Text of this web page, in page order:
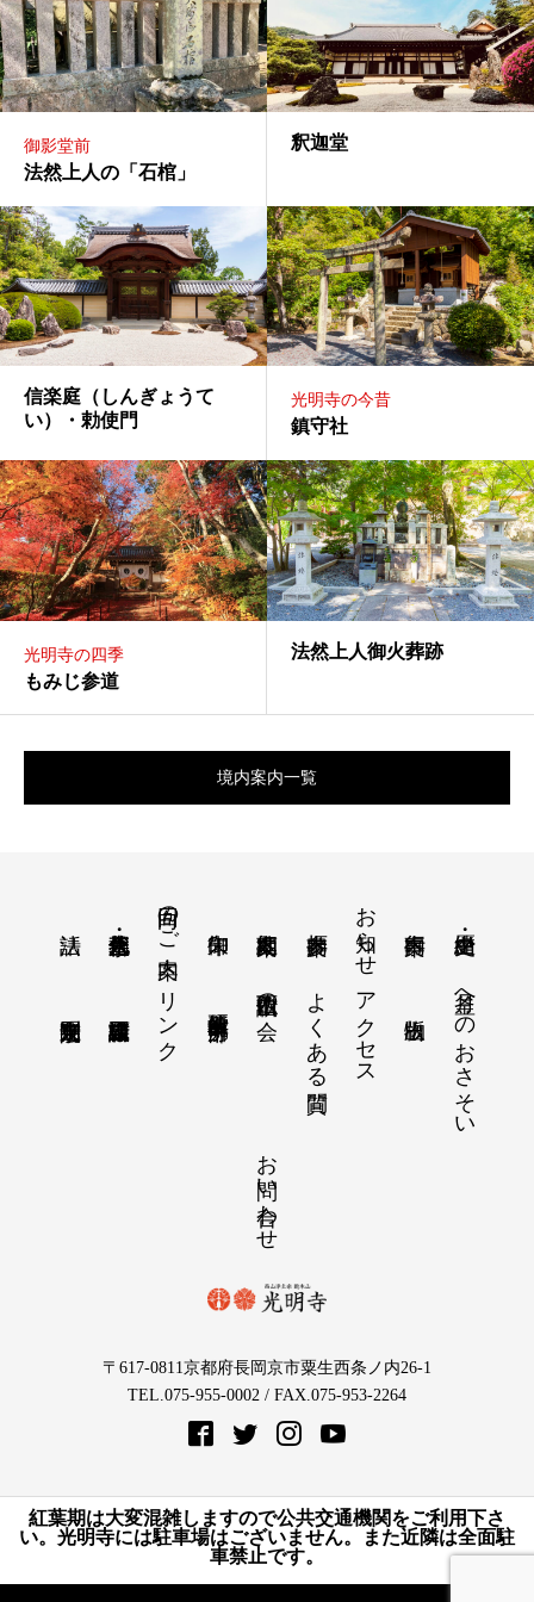
御影堂前
法然上人の「石棺」
釈迦堂
信楽庭（しんぎょうて
い）・勅使門
光明寺の今昔
鎮守社
光明寺の四季
もみじ参道
法然上人御火葬跡
境内案内一覧
お知らせ
回向のご案内
月釜へのおさそい
アクセス
よくある質問
西山仏讃歌の会
リンク
お問い合わせ
〒617-0811京都府長岡京市粟生西条ノ内26-1
TEL.075-955-0002 / FAX.075-953-2264
紅葉期は大変混雑しますので公共交通機関をご利用下さ
い。光明寺には駐車場はございません。また近隣は全面駐
車禁止です。